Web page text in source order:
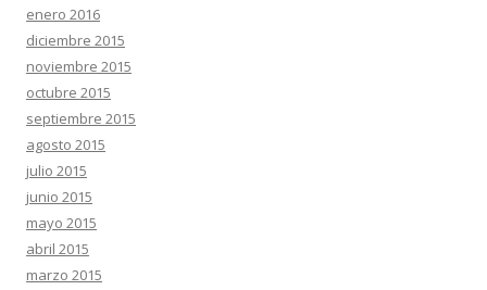
enero 2016
diciembre 2015
noviembre 2015
octubre 2015
septiembre 2015
agosto 2015
julio 2015
junio 2015
mayo 2015
abril 2015
marzo 2015